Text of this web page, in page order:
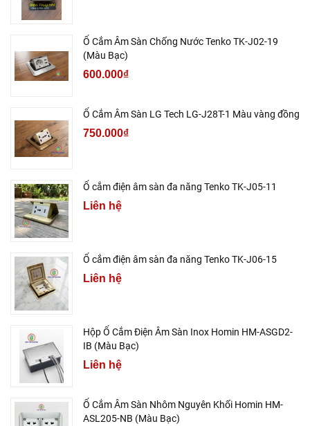
Ổ Cắm Âm Sàn Chống Nước Tenko TK-J02-19
(Màu Bạc)
600.000₫
Ổ Cắm Âm Sàn LG Tech LG-J28T-1 Màu vàng đồng
750.000₫
Ổ cắm điện âm sàn đa năng Tenko TK-J05-11
Liên hệ
Ổ cắm điện âm sàn đa năng Tenko TK-J06-15
Liên hệ
Hộp Ổ Cắm Điện Âm Sàn Inox Homin HM-ASGD2-
IB (Màu Bạc)
Liên hệ
Ổ Cắm Âm Sàn Nhôm Nguyên Khối Homin HM-
ASL205-NB (Màu Bạc)